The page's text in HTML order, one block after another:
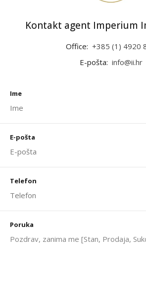
Kontakt agent Imperium
Office: +385 (1) 4920
E-pošta: info@ii.hr
Ime
E-pošta
Telefon
Poruka